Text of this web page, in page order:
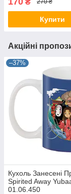
270 ₴
Купити
Акційні
–37%
Кухоль Занесені
Spirited Away
01.06.450